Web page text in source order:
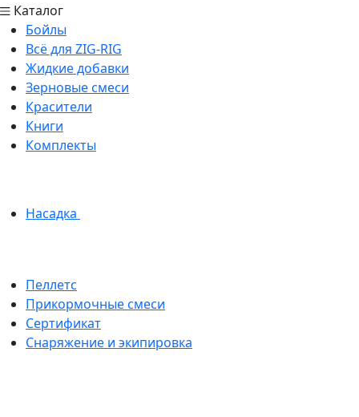
Каталог
Бойлы
Всё для ZIG-RIG
Жидкие добавки
Зерновые смеси
Красители
Книги
Комплекты
Насадка
Пеллетс
Прикормочные смеси
Сертификат
Снаряжение и экипировка